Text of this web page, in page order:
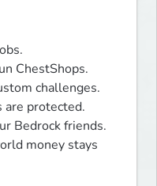
ChestShops.
challenges.
protected.
Bedrock friends.
money stays